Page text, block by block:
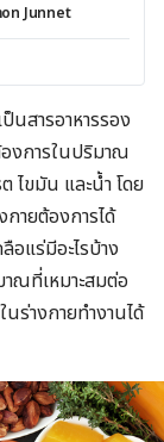
Junnet
นสารอาหารรอง
องการในปริมาณ
ไขมัน และน้ำ โดย
ายต้องการได้
อแร่มีอะไรบ้าง
าณที่เหมาะสมต่อ
นร่างกายทำงานได้